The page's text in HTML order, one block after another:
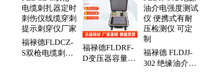
福禄德FLDCZ-
S双枪电缆刺扎
福禄德FLDRF-
D变压器容量特
福禄德 FLDJJ-
302 绝缘油介电